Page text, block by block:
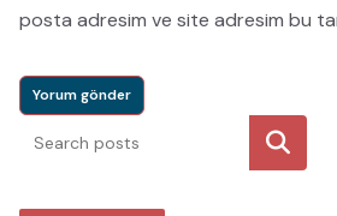
posta adresim ve site adresim bu
Ara